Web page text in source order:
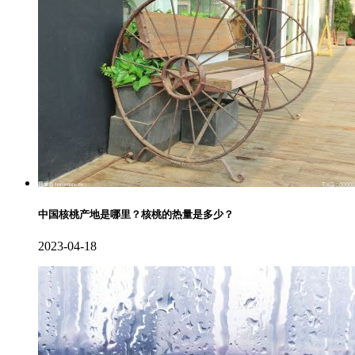
中国核桃产地是哪里？核桃的热量是多少？
2023-04-18